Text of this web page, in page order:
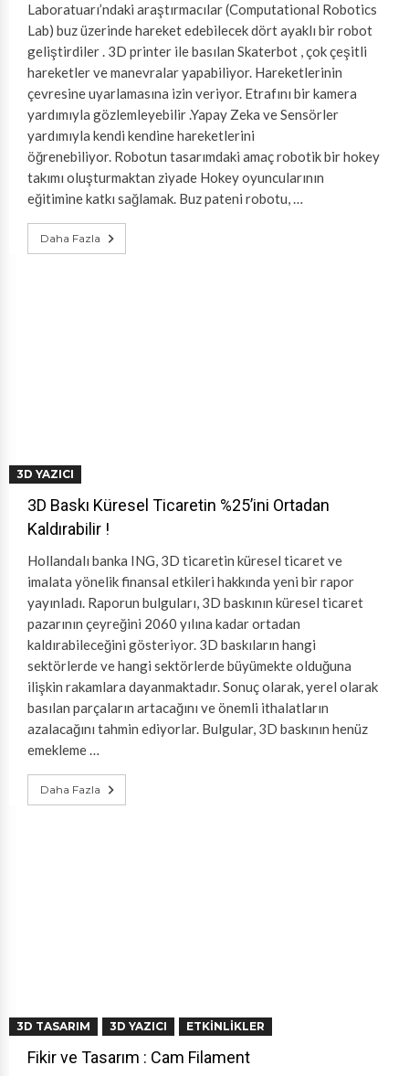
Laboratuarı’ndaki araştırmacılar (Computational Robotics
Lab) buz üzerinde hareket edebilecek dört ayaklı bir robot
geliştirdiler . 3D printer ile basılan Skaterbot , çok çeşitli
hareketler ve manevralar yapabiliyor. Hareketlerinin
çevresine uyarlamasına izin veriyor. Etrafını bir kamera
yardımıyla gözlemleyebilir .Yapay Zeka ve Sensörler
yardımıyla kendi kendine hareketlerini
öğrenebiliyor. Robotun tasarımdaki amaç robotik bir hokey
takımı oluşturmaktan ziyade Hokey oyuncularının
eğitimine katkı sağlamak. Buz pateni robotu, …
Daha Fazla
3D YAZICI
3D Baskı Küresel Ticaretin %25’ini Ortadan
Kaldırabilir !
Hollandalı banka ING, 3D ticaretin küresel ticaret ve
imalata yönelik finansal etkileri hakkında yeni bir rapor
yayınladı. Raporun bulguları, 3D baskının küresel ticaret
pazarının çeyreğini 2060 yılına kadar ortadan
kaldırabileceğini gösteriyor. 3D baskıların hangi
sektörlerde ve hangi sektörlerde büyümekte olduğuna
ilişkin rakamlara dayanmaktadır. Sonuç olarak, yerel olarak
basılan parçaların artacağını ve önemli ithalatların
azalacağını tahmin ediyorlar. Bulgular, 3D baskının henüz
emekleme …
Daha Fazla
3D TASARIM 3D YAZICI ETKINLIKLER
Fikir ve Tasarım : Cam Filament